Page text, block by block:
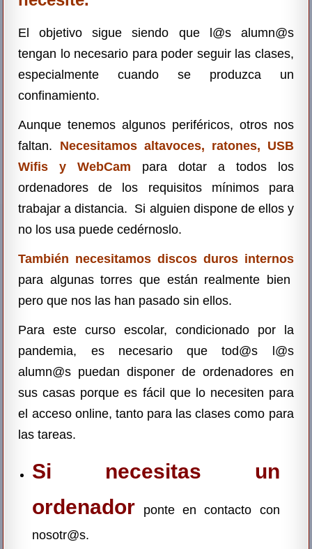
El objetivo sigue siendo que l@s alumn@s
tengan lo necesario para poder seguir las clases,
especialmente cuando se produzca un
confinamiento.
Aunque tenemos algunos periféricos, otros nos
faltan. Necesitamos altavoces, ratones, USB
Wifis y WebCam para dotar a todos los
ordenadores de los requisitos mínimos para
trabajar a distancia. Si alguien dispone de ellos y
no los usa puede cedérnoslo.
También necesitamos discos duros internos
para algunas torres que están realmente bien
pero que nos las han pasado sin ellos.
Para este curso escolar, condicionado por la
pandemia, es necesario que tod@s l@s
alumn@s puedan disponer de ordenadores en
sus casas porque es fácil que lo necesiten para
el acceso online, tanto para las clases como para
las tareas.
Si necesitas un
ordenador ponte en contacto con
nosotr@s.